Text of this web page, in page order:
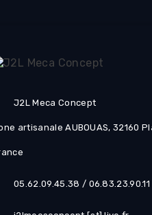
J2L Meca Concept
artisanale AUBOUAS, 32160
05.62.09.45.38 / 06.83.23.90.11